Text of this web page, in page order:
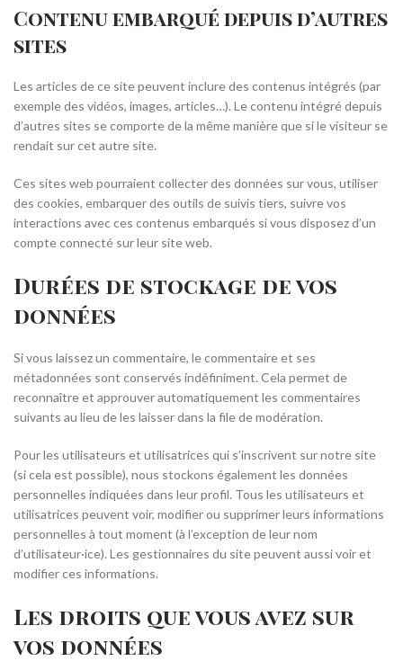
Contenu embarqué depuis d’autres
sites
Les articles de ce site peuvent inclure des contenus intégrés (par
exemple des vidéos, images, articles…). Le contenu intégré depuis
d’autres sites se comporte de la même manière que si le visiteur se
rendait sur cet autre site.
Ces sites web pourraient collecter des données sur vous, utiliser
des cookies, embarquer des outils de suivis tiers, suivre vos
interactions avec ces contenus embarqués si vous disposez d’un
compte connecté sur leur site web.
Durées de stockage de vos
données
Si vous laissez un commentaire, le commentaire et ses
métadonnées sont conservés indéfiniment. Cela permet de
reconnaître et approuver automatiquement les commentaires
suivants au lieu de les laisser dans la file de modération.
Pour les utilisateurs et utilisatrices qui s’inscrivent sur notre site
(si cela est possible), nous stockons également les données
personnelles indiquées dans leur profil. Tous les utilisateurs et
utilisatrices peuvent voir, modifier ou supprimer leurs informations
personnelles à tout moment (à l’exception de leur nom
d’utilisateur·ice). Les gestionnaires du site peuvent aussi voir et
modifier ces informations.
Les droits que vous avez sur
vos données